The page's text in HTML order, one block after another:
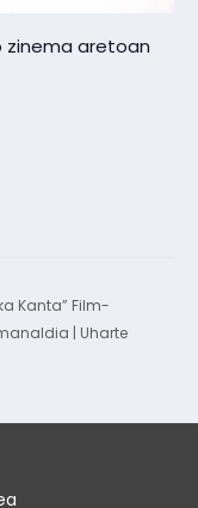
zinema aretoan
Kanta” Film-
| Uharte